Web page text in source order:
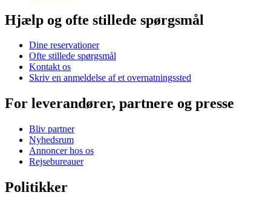
Hjælp og ofte stillede spørgsmål
Dine reservationer
Ofte stillede spørgsmål
Kontakt os
Skriv en anmeldelse af et overnatningssted
For leverandører, partnere og presse
Bliv partner
Nyhedsrum
Annoncer hos os
Rejsebureauer
Politikker